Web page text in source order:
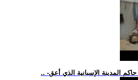
المدينة الإسبانية الذي أعق